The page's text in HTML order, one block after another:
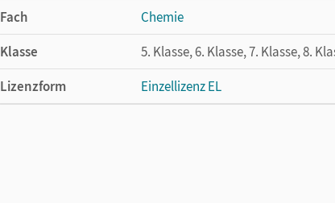
Fach
Chemie
Klasse
5. Klasse, 6. Klasse, 7. Klasse, 8.
Lizenzform
Einzellizenz EL